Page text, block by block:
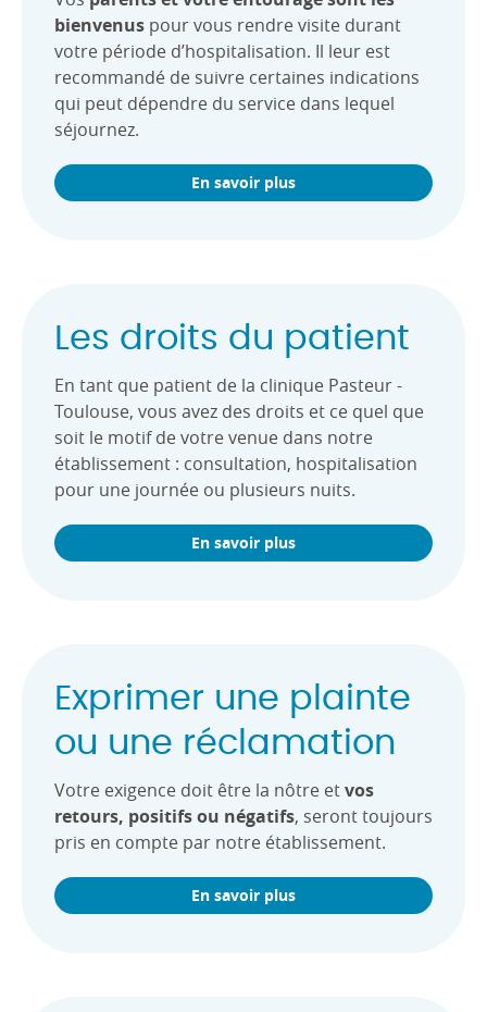
bienvenus pour vous rendre visite durant
votre période d’hospitalisation. Il leur est
recommandé de suivre certaines indications
qui peut dépendre du service dans lequel
séjournez.
En savoir plus
Les droits du patient
En tant que patient de la clinique Pasteur -
Toulouse, vous avez des droits et ce quel que
soit le motif de votre venue dans notre
établissement : consultation, hospitalisation
pour une journée ou plusieurs nuits.
En savoir plus
Exprimer une plainte
ou une réclamation
Votre exigence doit être la nôtre etvos
retours, positifs ou négatifs, seront toujours
pris en compte par notre établissement.
En savoir plus